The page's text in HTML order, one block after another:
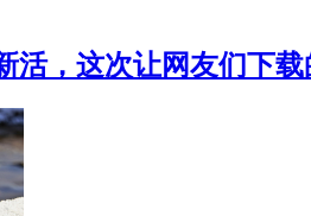
活，这次让网友们下载